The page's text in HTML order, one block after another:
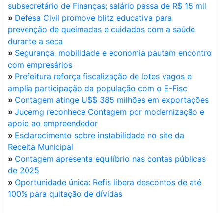
subsecretário de Finanças; salário passa de R$ 15 mil
» Defesa Civil promove blitz educativa para
prevenção de queimadas e cuidados com a saúde
durante a seca
» Segurança, mobilidade e economia pautam encontro
com empresários
» Prefeitura reforça fiscalização de lotes vagos e
amplia participação da população com o E-Fisc
» Contagem atinge U$$ 385 milhões em exportações
» Jucemg reconhece Contagem por modernização e
apoio ao empreendedor
» Esclarecimento sobre instabilidade no site da
Receita Municipal
» Contagem apresenta equilíbrio nas contas públicas
de 2025
» Oportunidade única: Refis libera descontos de até
100% para quitação de dívidas